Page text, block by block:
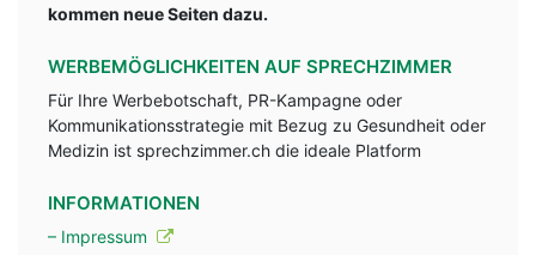
kommen neue Seiten dazu.
WERBEMÖGLICHKEITEN AUF SPRECHZIMMER
Für Ihre Werbebotschaft, PR-Kampagne oder
Kommunikationsstrategie mit Bezug zu Gesundheit oder
Medizin ist sprechzimmer.ch die ideale Platform
INFORMATIONEN
– Impressum